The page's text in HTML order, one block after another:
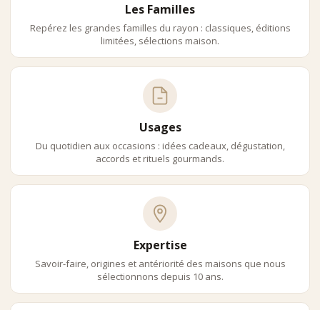
Les Familles
Repérez les grandes familles du rayon : classiques, éditions
limitées, sélections maison.
Usages
Du quotidien aux occasions : idées cadeaux, dégustation,
accords et rituels gourmands.
Expertise
Savoir-faire, origines et antériorité des maisons que nous
sélectionnons depuis 10 ans.